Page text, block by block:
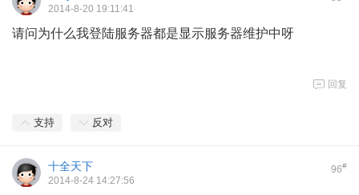
2014-8-20 19:11:41
请问为什么我登陆服务器都是显示服务器维护中呀
回复
支持 反对
96#
十全天下
2014-8-24 14:27:56